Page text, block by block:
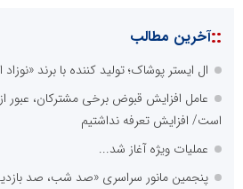
::آخرین مطالب
ال ایستر پوشاک؛ تولید کننده با برند «نوزاد
عامل افزایش قبوض برخی مشترکان، عبور
است/ افزایش تعرفه نداشتیم
عملیات ویژه آغاز شد...
پنجمین مانور سراسری «صد شب، صد